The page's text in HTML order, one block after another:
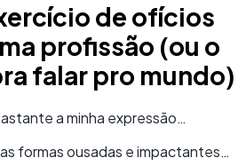
de ofícios
profissão (ou o
falar pro mundo)
a minha expressão…
formas ousadas e impactantes…